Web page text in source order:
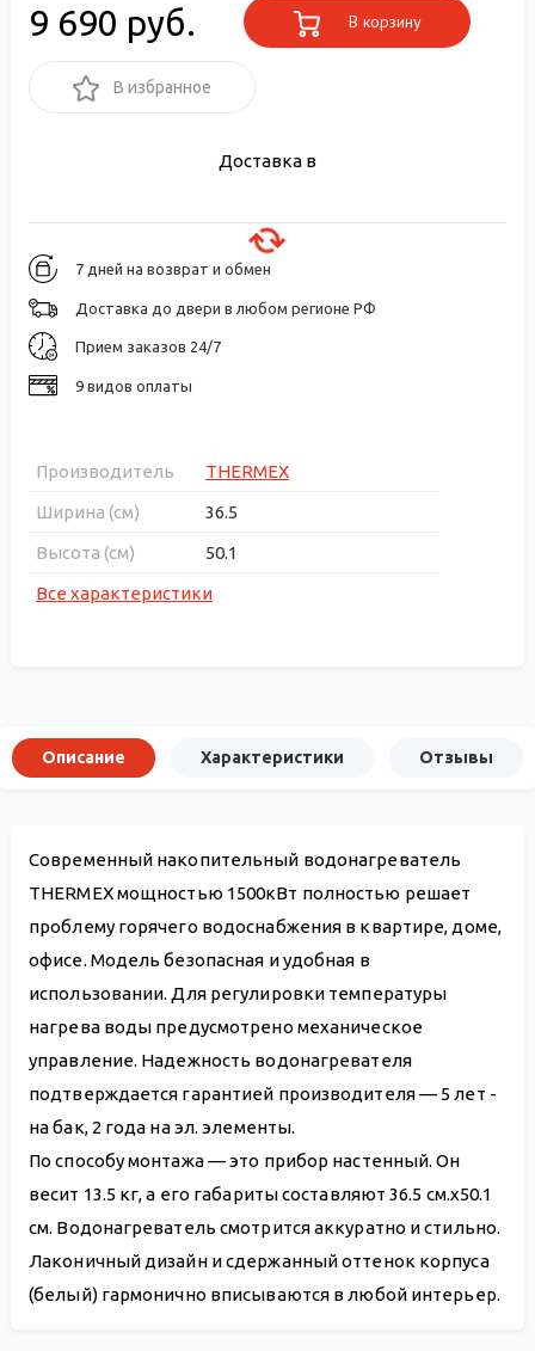
9 690 руб. В корзину
В избранное
Доставка в
7 дней на возврат и обмен
Доставка до двери в любом регионе РФ
Прием заказов 24/7
9 видов оплаты
Производитель
THERMEX
Ширина (см)
36.5
Высота (см)
50.1
Все характеристики
Описание Характеристики Отзывы
Современный накопительный водонагреватель
THERMEX мощностью 1500кВт полностью решает
проблему горячего водоснабжения в квартире, доме,
офисе. Модель безопасная и удобная в
использовании. Для регулировки температуры
нагрева воды предусмотрено механическое
управление. Надежность водонагревателя
подтверждается гарантией производителя — 5 лет -
на бак, 2 года на эл. элементы.
По способу монтажа — это прибор настенный. Он
весит 13.5 кг, а его габариты составляют 36.5 см.х50.1
см. Водонагреватель смотрится аккуратно и стильно.
Лаконичный дизайн и сдержанный оттенок корпуса
(белый) гармонично вписываются в любой интерьер.